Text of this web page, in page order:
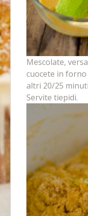
Mescolate,
cuocete in forno
altri 20/25
Servite tiepidi.